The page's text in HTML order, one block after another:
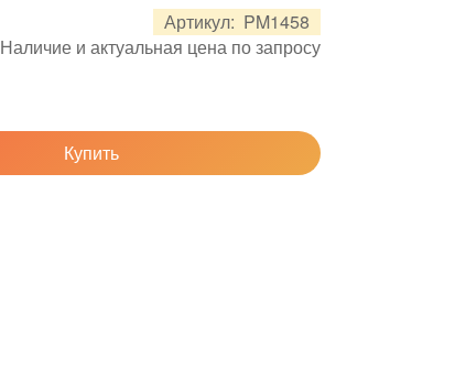
Артикул: PM1458
Наличие и актуальная цена по запросу
Купить